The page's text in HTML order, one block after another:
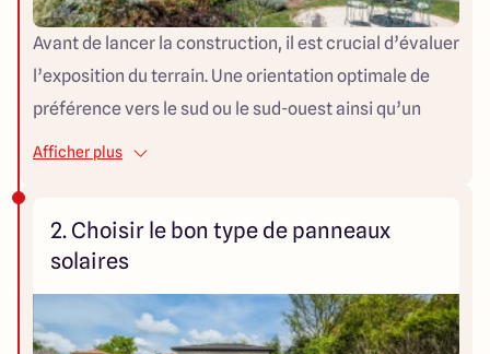
Avant de lancer la construction, il est crucial d’évaluer
l’exposition du terrain. Une orientation optimale de
préférence vers le sud ou le sud-ouest ainsi qu’un
emplacement dégagé de toute ombre (arbres,
simulateur d’ensoleillement ou demandez à votre
constructeur de réaliser une étude solaire pour
estimer précisément le potentiel de votre toiture.
Afficher plus
2. Choisir le bon type de panneaux
solaires